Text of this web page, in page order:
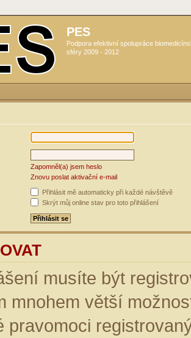
PES
Podpora efektivní spolupráce
sféry 2009 - 2012
Zapomněl(a) jsem heslo
Znovu poslat aktivační e-mail
Přihlásit mě automaticky při každé návštěvě
Skrýt můj online stav pro toto přihlášení
musíte být
mnohem větší
pravomoci